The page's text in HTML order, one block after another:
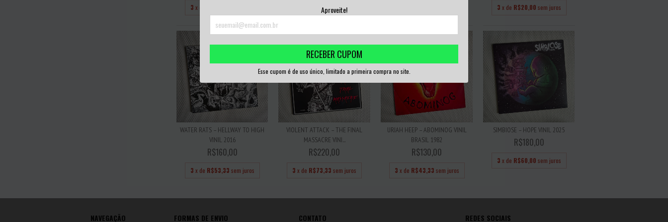
Aproveite!
RECEBER CUPOM
Esse cupom é de uso único, limitado a primeira compra no site.
3 x de R$20,00 sem juros 3 x de R$20,00 sem juros
WATER RATS – HELLWAY TO HIGH
VINIL 2016
R$160,00
3 x de R$53,33 sem juros
VIOLENT ATTACK – THE FINAL
MASSACRE VINI...
R$220,00
3 x de R$73,33 sem juros
URIAH HEEP – ABOMINOG VINIL
BRASIL 1982
R$130,00
3 x de R$43,33 sem juros
SIMBIOSE – HOPE VINIL 2025
R$180,00
3 x de R$60,00 sem juros
NAVEGAÇÃO FORMAS DE ENVIO CONTATO REDES SOCIAIS